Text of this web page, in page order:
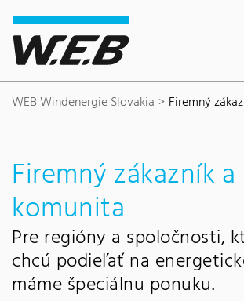
Content Area
Search
Main navigation
Kontakt
Footer
WEB Windenergie Slovakia Firemný
Firemný zákazník a
komunita
Pre regióny a spoločnosti,
chcú podieľať na
máme špeciálnu ponuku.